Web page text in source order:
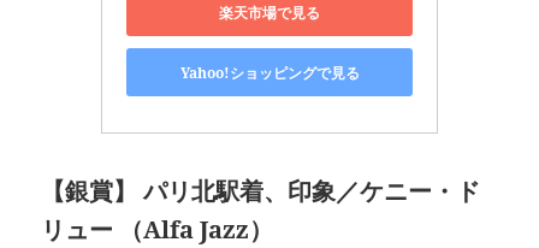
楽天市場で見る
Yahoo!ショッピングで見る
【銀賞】 パリ北駅着、印象／ケニー・ド
リュー （Alfa Jazz）